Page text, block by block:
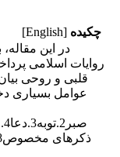
چکیده [English]
در این
روایات اسلامی
قلبی و روحی
عوامل بسیاری